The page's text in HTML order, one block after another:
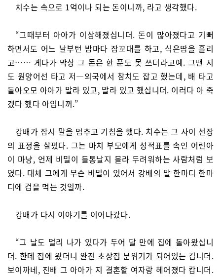
치수는 속으로 1억이나 되는 돈이니까, 라고 생각했다.
“그때부터 아아가 이상해졌십니더. 돈이 많아졌다고 기뻐
하면서도 어느 날부턴 밤마다 잠꼬대를 하고, 식은땀을 흘리
고…… 게다가 막상 그 돈은 한 푼도 못 쓰더라고예. 그땐 지
도 원양어선 타고 저―외국에서 참치도 잡고 했는데, 배 타고
돌아오모 아아가 말라 있고, 말라 있고 했십니더. 이러다 아 죽
겠다 했다 아입니꺼.”
강배가 잠시 말을 멈추고 기침을 했다. 치수는 그 사이 선장
의 표정을 살폈다. 그는 마치 부모에게 성적표를 속인 어린아
이 마냥, 언제 비밀이 들통날지 몰라 두려워하는 사람처럼 보
였다. 대체 그에게 무슨 비밀이 있어서 강배의 말 한마디 한마
디에 겁을 먹는 것일까.
강배가 다시 이야기를 이어나갔다.
“그 날도 멀리 나가 있다가 두어 달 만에 집에 돌아왔십니
더. 한데 집에 왔더니 완전 초상집 분위기가 되어있는 깁니더.
보이까네, 진배 그 아아가 지 결혼할 여자랑 헤어졌다 캅니더.